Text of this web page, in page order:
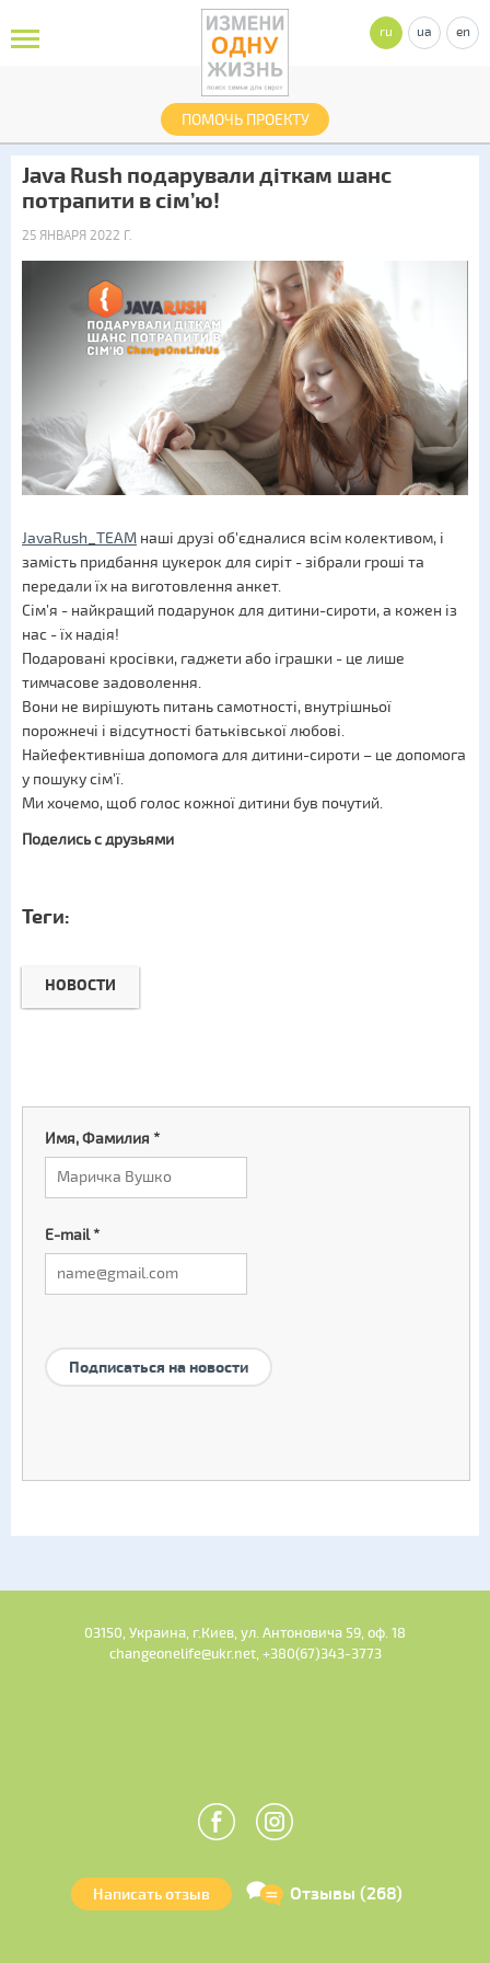
ПОМОЧЬ ПРОЕКТУ
ru ua en
Java Rush подарували діткам шанс
потрапити в сім’ю!
25 ЯНВАРЯ 2022 Г.
JavaRush_TEAM наші друзі об'єдналися всім колективом, і
замість придбання цукерок для сиріт - зібрали гроші та
передали їх на виготовлення анкет.
Сім’я - найкращий подарунок для дитини-сироти, а кожен із
нас - їх надія!
Подаровані кросівки, гаджети або іграшки - це лише
тимчасове задоволення.
Вони не вирішують питань самотності, внутрішньої
порожнечі і відсутності батьківської любові.
Найефективніша допомога для дитини-сироти – це допомога
у пошуку сім'ї.
Ми хочемо, щоб голос кожної дитини був почутий.
Поделись с друзьями
Теги:
НОВОСТИ
Имя, Фамилия *
E-mail*
Подписаться на новости
03150, Украина, г.Киев, ул. Антоновича 59, оф. 18
changeonelife@ukr.net, +380(67)343-3773
Написать отзыв Отзывы (268)